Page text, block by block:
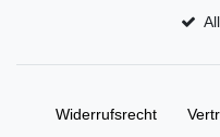
Widerrufs­recht